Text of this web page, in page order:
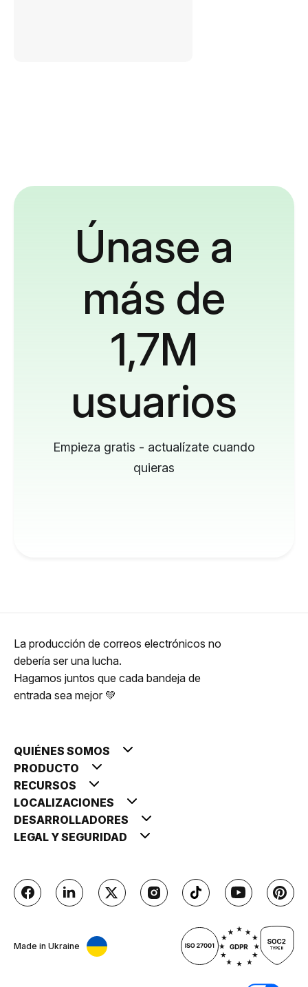
Únase a
más de
1,7M
usuarios
Empieza gratis - actualízate cuando
quieras
La producción de correos electrónicos no
debería ser una lucha.
Hagamos juntos que cada bandeja de
entrada sea mejor 💚
QUIÉNES SOMOS
PRODUCTO
RECURSOS
LOCALIZACIONES
DESARROLLADORES
LEGAL Y SEGURIDAD
Made in Ukraine